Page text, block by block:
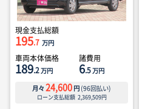
現金支払総額
195.7 万円
車両本体価格
189.2万円
諸費用
6.5万円
月々 24,600 円 (96回払い)
ローン支払総額 2,369,509円